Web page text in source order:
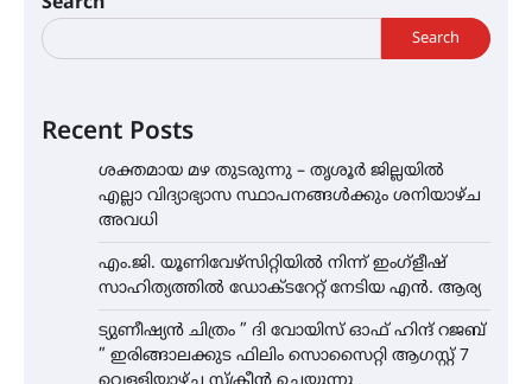
Search
Recent Posts
ശക്തമായ മഴ തുടരുന്നു – തൃശൂർ ജില്ലയിൽ
എല്ലാ വിദ്യാഭ്യാസ സ്ഥാപനങ്ങൾക്കും ശനിയാഴ്ച
അവധി
എം.ജി. യൂണിവേഴ്‌സിറ്റിയിൽ നിന്ന് ഇംഗ്ളീഷ്
സാഹിത്യത്തിൽ ഡോക്ടറേറ്റ് നേടിയ എൻ. ആര്യ
ട്യുണീഷ്യൻ ചിത്രം ” ദി വോയിസ് ഓഫ് ഹിന്ദ് റജബ്
” ഇരിങ്ങാലക്കുട ഫിലിം സൊസൈറ്റി ആഗസ്റ്റ് 7